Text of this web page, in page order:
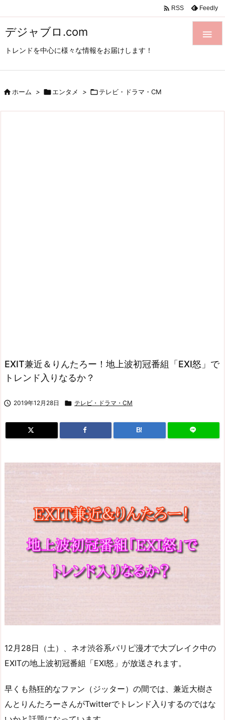
デジャブロ.com
トレンドを中心に様々な情報をお届けします！

 RSS Feedly
ホーム > エンタメ > テレビ・ドラマ・CM
EXIT兼近＆りんたろー！地上波初冠番組「EXI怒」で
トレンド入りなるか？
 2019年12月28日  テレビ・ドラマ・CM
B!
12月28日（土）、ネオ渋谷系パリピ漫才で大ブレイク中の
EXITの地上波初冠番組「EXI怒」が放送されます。
早くも熱狂的なファン（ジッター）の間では、兼近大樹さ
んとりんたろーさんがTwitterでトレンド入りするのではな